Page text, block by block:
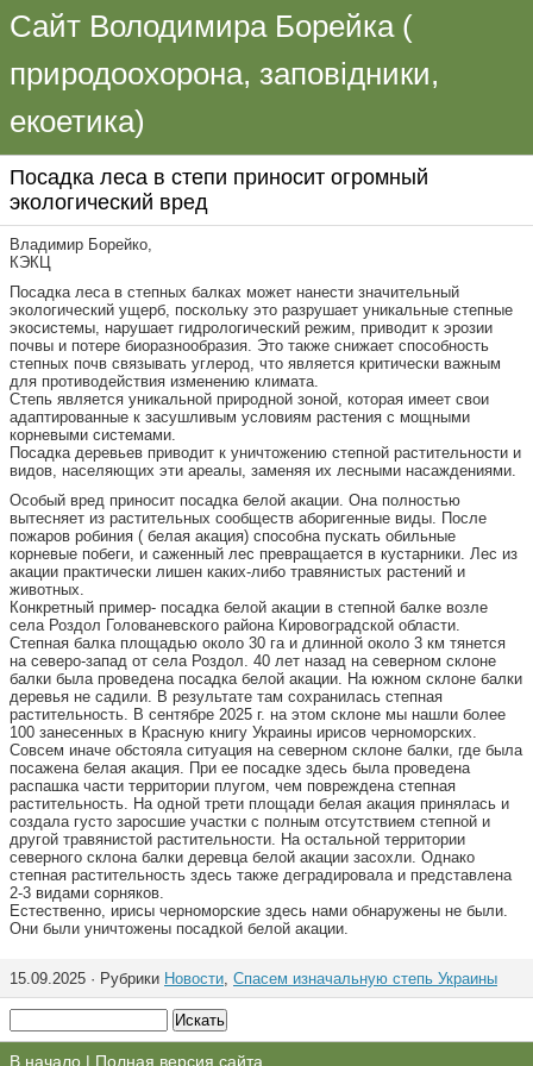
Сайт Володимира Борейка (
природоохорона, заповідники,
екоетика)
Посадка леса в степи приносит огромный
экологический вред
Владимир Борейко,
КЭКЦ
Посадка леса в степных балках может нанести значительный
экологический ущерб, поскольку это разрушает уникальные степные
экосистемы, нарушает гидрологический режим, приводит к эрозии
почвы и потере биоразнообразия. Это также снижает способность
степных почв связывать углерод, что является критически важным
для противодействия изменению климата.
Степь является уникальной природной зоной, которая имеет свои
адаптированные к засушливым условиям растения с мощными
корневыми системами.
Посадка деревьев приводит к уничтожению степной растительности и
видов, населяющих эти ареалы, заменяя их лесными насаждениями.
Особый вред приносит посадка белой акации. Она полностью
вытесняет из растительных сообществ аборигенные виды. После
пожаров робиния ( белая акация) способна пускать обильные
корневые побеги, и саженный лес превращается в кустарники. Лес из
акации практически лишен каких-либо травянистых растений и
животных.
Конкретный пример- посадка белой акации в степной балке возле
села Роздол Голованевского района Кировоградской области.
Степная балка площадью около 30 га и длинной около 3 км тянется
на северо-запад от села Роздол. 40 лет назад на северном склоне
балки была проведена посадка белой акации. На южном склоне балки
деревья не садили. В результате там сохранилась степная
растительность. В сентябре 2025 г. на этом склоне мы нашли более
100 занесенных в Красную книгу Украины ирисов черноморских.
Совсем иначе обстояла ситуация на северном склоне балки, где была
посажена белая акация. При ее посадке здесь была проведена
распашка части территории плугом, чем повреждена степная
растительность. На одной трети площади белая акация принялась и
создала густо заросшие участки с полным отсутствием степной и
другой травянистой растительности. На остальной территории
северного склона балки деревца белой акации засохли. Однако
степная растительность здесь также деградировала и представлена
2-3 видами сорняков.
Естественно, ирисы черноморские здесь нами обнаружены не были.
Они были уничтожены посадкой белой акации.
15.09.2025 · Рубрики Новости, Спасем изначальную степь Украины
В начало | Полная версия сайта